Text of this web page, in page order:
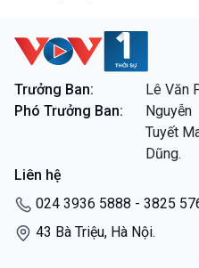
Trưởng Ban:
Lê Văn
Phó Trưởng Ban:
Tuyết
Dũng.
Liên hệ
024 3936 5888 - 3825
43 Bà Triệu, Hà Nội.